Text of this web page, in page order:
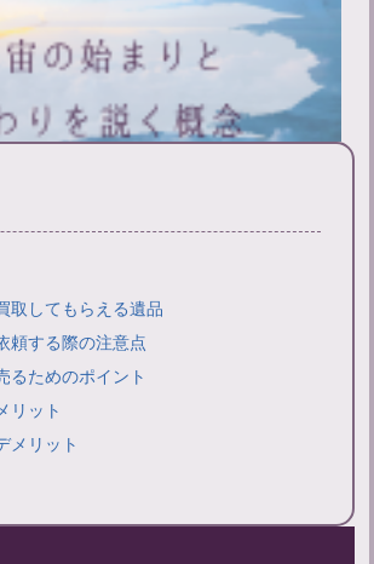
取してもらえる遺品
頼する際の注意点
るためのポイント
リット
メリット